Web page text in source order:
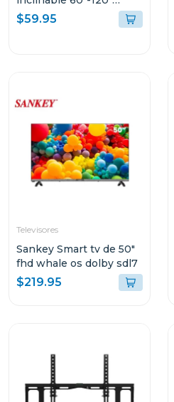
acero pesado carga
120kg
$59.95
Televisores
Sankey Smart tv de 50"
fhd whale os dolby sdl7
$219.95